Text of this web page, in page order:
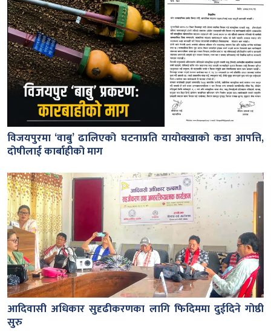
विजयपुरमा ‘वाबु’ ढालिएको घटनाप्रति यायोक्खाको कडा आपत्ति,
दोषीलाई कार्बाहीको माग
आदिवासी अधिकार सुदृढीकरणका लागि फिदिममा दुईदिने गोष्ठी
सुरु